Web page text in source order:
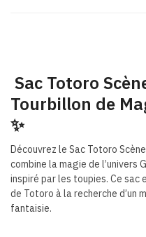
Sac Totoro
Tourbillon de
✨
Découvrez le Sac Totoro
combine la magie de l’univers
inspiré par les toupies. Ce sac
de Totoro à la recherche
fantaisie.